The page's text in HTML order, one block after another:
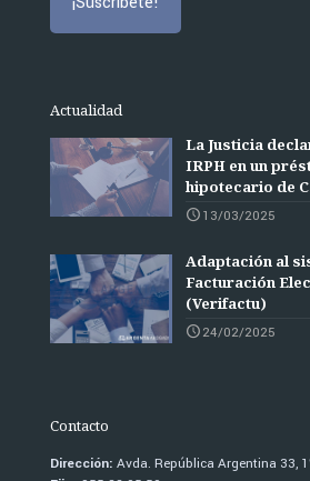
Actualidad
La Justicia
IRPH en un
hipotecario de
13/03/2025
Adaptación al
Facturación
(Verifactu)
24/02/2025
Contacto
Dirección: Avda. República Argentina 33,